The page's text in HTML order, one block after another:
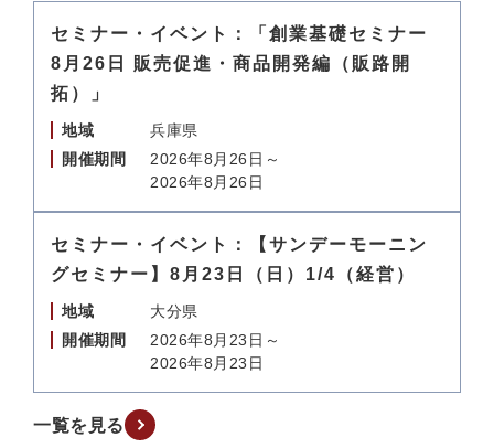
セミナー・イベント：「創業基礎セミナー
8月26日 販売促進・商品開発編（販路開
拓）」
地域
兵庫県
開催期間
2026年8月26日～
2026年8月26日
セミナー・イベント：【サンデーモーニン
グセミナー】8月23日（日）1/4（経営）
地域
大分県
開催期間
2026年8月23日～
2026年8月23日
一覧を見る